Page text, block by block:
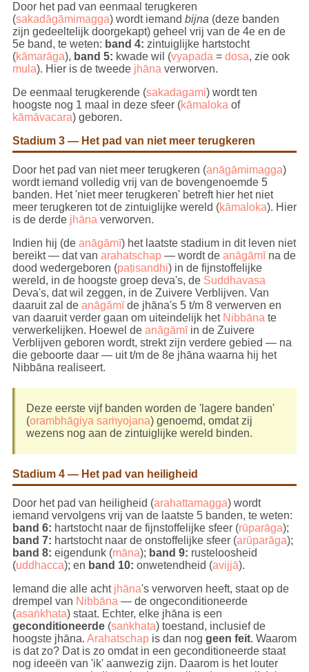
Door het pad van eenmaal terugkeren
(sakadāgāmimagga) wordt iemand bijna (deze banden
zijn gedeeltelijk doorgekapt) geheel vrij van de 4e en de
5e band, te weten: band 4: zintuiglijke hartstocht
(kāmarāga), band 5: kwade wil (vyapada = dosa, zie ook
mula). Hier is de tweede jhāna verworven.
De eenmaal terugkerende (sakadagami) wordt ten
hoogste nog 1 maal in deze sfeer (kāmaloka of
kāmāvacara) geboren.
Stadium 3 — Het pad van niet meer terugkeren
Door het pad van niet meer terugkeren (anāgāmimagga)
wordt iemand volledig vrij van de bovengenoemde 5
banden. Het 'niet meer terugkeren' betreft hier het niet
meer terugkeren tot de zintuiglijke wereld (kāmaloka). Hier
is de derde jhāna verworven.
Indien hij (de anāgāmī) het laatste stadium in dit leven niet
bereikt — dat van arahatschap— wordt de anāgāmīna de
dood wedergeboren (paṭisandhi) in de fijnstoffelijke
wereld, in de hoogste groep deva's, de Suddhavasa
Deva's, dat wil zeggen, in de Zuivere Verblijven. Van
daaruit zal de anāgāmīde jhāna's 5 t/m 8 verwerven en
van daaruit verder gaan om uiteindelijk het Nibbāna te
verwerkelijken. Hoewel de anāgāmīin de Zuivere
Verblijven geboren wordt, strekt zijn verdere gebied — na
die geboorte daar — uit t/m de 8e jhāna waarna hij het
Nibbāna realiseert.
Deze eerste vijf banden worden de 'lagere banden'
(orambhāgiya saṁyojana) genoemd, omdat zij
wezens nog aan de zintuiglijke wereld binden.
Stadium 4 — Het pad van heiligheid
Door het pad van heiligheid (arahattamagga) wordt
iemand vervolgens vrij van de laatste 5 banden, te weten:
band 6: hartstocht naar de fijnstoffelijke sfeer (rūparāga);
band 7: hartstocht naar de onstoffelijke sfeer (arūparāga);
band 8: eigendunk (māna); band 9: rusteloosheid
(uddhacca); en band 10: onwetendheid (avijjā).
Iemand die alle acht jhāna's verworven heeft, staat op de
drempel van Nibbāna — de ongeconditioneerde
(asaṅkhata) staat. Echter, elke jhāna is een
geconditioneerde(saṅkhata) toestand, inclusief de
hoogste jhāna. Arahatschapis dan nog geen feit. Waarom
is dat zo? Dat is zo omdat in een geconditioneerde staat
nog ideeën van 'ik' aanwezig zijn. Daarom is het louter